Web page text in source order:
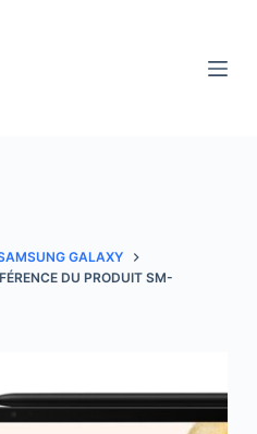
GALAXY
DU PRODUIT SM-